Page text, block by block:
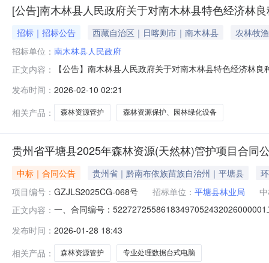
[公告]南木林县人民政府关于对南木林县特色经济林
招标｜招标公告 西藏自治区｜日喀则市｜南木林县
农林牧渔
招标单位： 南木林县人民政府
正文内容：
【公告】南木林县人民政府关于对南木林县特色经济林
发布时间： 2026-02-10 02:21
相关产品：
森林资源管护 森林资源保护、园林绿化设备
贵州省平塘县2025年森林资源(天然林)管护项目合同
中标｜合同公告 贵州省｜黔南布依族苗族自治州｜平塘县
项目编号： GZJLS2025CG-068号 招标单位： 平塘县林业局
正文内容： 一、合同编号：
方）：贵阳森林消防装备器材有限公司地址：贵州省贵
发布时间： 2026-01-28 18:43
相关产品：
森林资源管护 专业处理数据台式电脑